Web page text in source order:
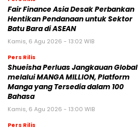
Fair Finance Asia Desak Perbankan
Hentikan Pendanaan untuk Sektor
Batu Bara di ASEAN
Kamis, 6 Agu 2026 - 13:02 WIB
Pers Rilis
Shueisha Perluas Jangkauan Global
melalui MANGA MILLION, Platform
Manga yang Tersedia dalam 100
Bahasa
Kamis, 6 Agu 2026 - 13:00 WIB
Pers Rilis